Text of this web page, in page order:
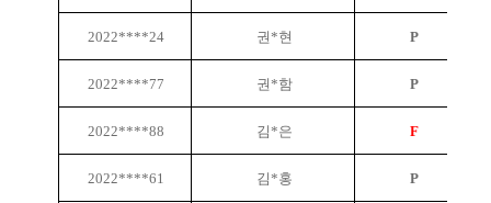
2022****24 권*현 P
2022****77 권*함 P
2022****88 김*은 F
2022****61 김*홍 P